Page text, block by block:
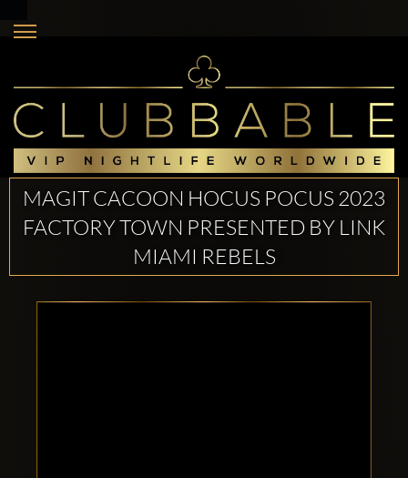
MAGIT CACOON HOCUS POCUS 2023
FACTORY TOWN PRESENTED BY LINK
MIAMI REBELS